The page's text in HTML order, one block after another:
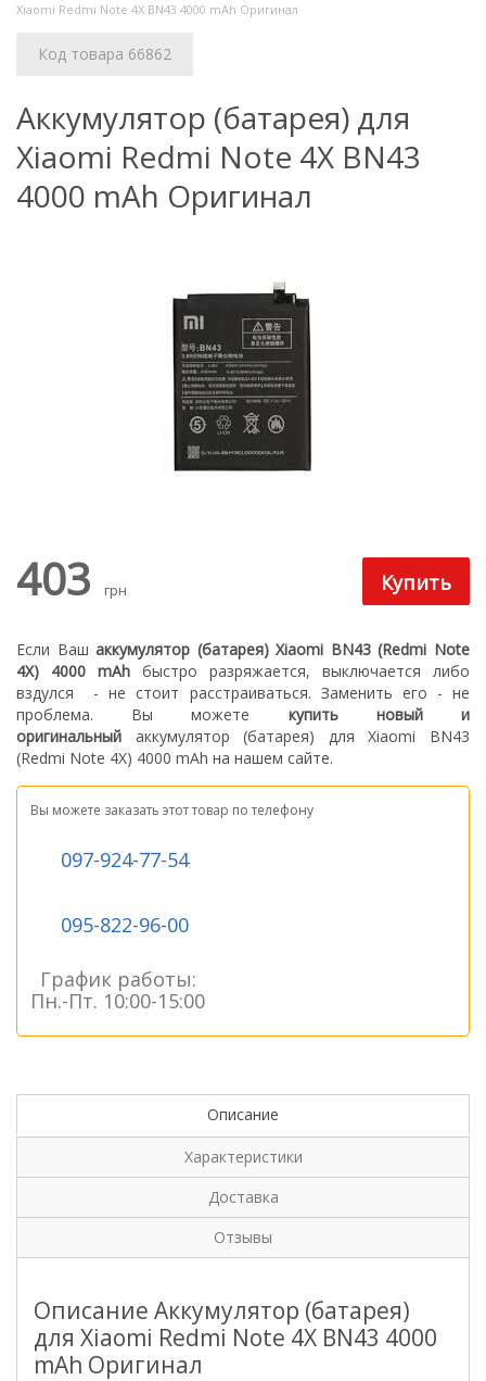
Xiaomi Redmi Note 4X BN43 4000 mAh Оригинал
Код товара 66862
Аккумулятор (батарея) для
Xiaomi Redmi Note 4X BN43
4000 mAh Оригинал
403 грн
Если Вашаккумулятор (батарея) Xiaomi BN43 (Redmi Note
4X) 4000 mAh быстро разряжается, выключается либо
вздулся
- не стоит расстраиваться. Заменить его - не
проблема. Вы можете купить новый
и
оригинальный аккумулятор (батарея) для Xiaomi BN43
(Redmi Note 4X) 4000 mAh на нашем сайте.
Вы можете заказать этот товар по телефону
097-924-77-54
095-822-96-00
График работы:
Пн.-Пт. 10:00-15:00
Описание
Характеристики
Доставка
Отзывы
Описание Аккумулятор (батарея)
для Xiaomi Redmi Note 4X BN43 4000
mAh Оригинал